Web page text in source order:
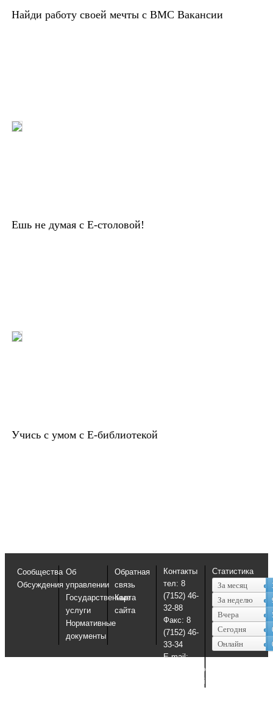
Найди работу своей мечты с ВМС Вакансии
Ешь не думая с Е-столовой!
Учись с умом с Е-библиотекой
Сообщества
Обсуждения
Об
управлении
Государственные
услуги
Нормативные
документы
Обратная
связь
Карта
сайта
Контакты
тел: 8
(7152) 46-
32-88
Факс: 8
(7152) 46-
33-34
E-mail:
uosko@sko.kz,
uosko@mail.ru
Статистика
За месяц
За неделю
Вчера
Сегодня
Онлайн